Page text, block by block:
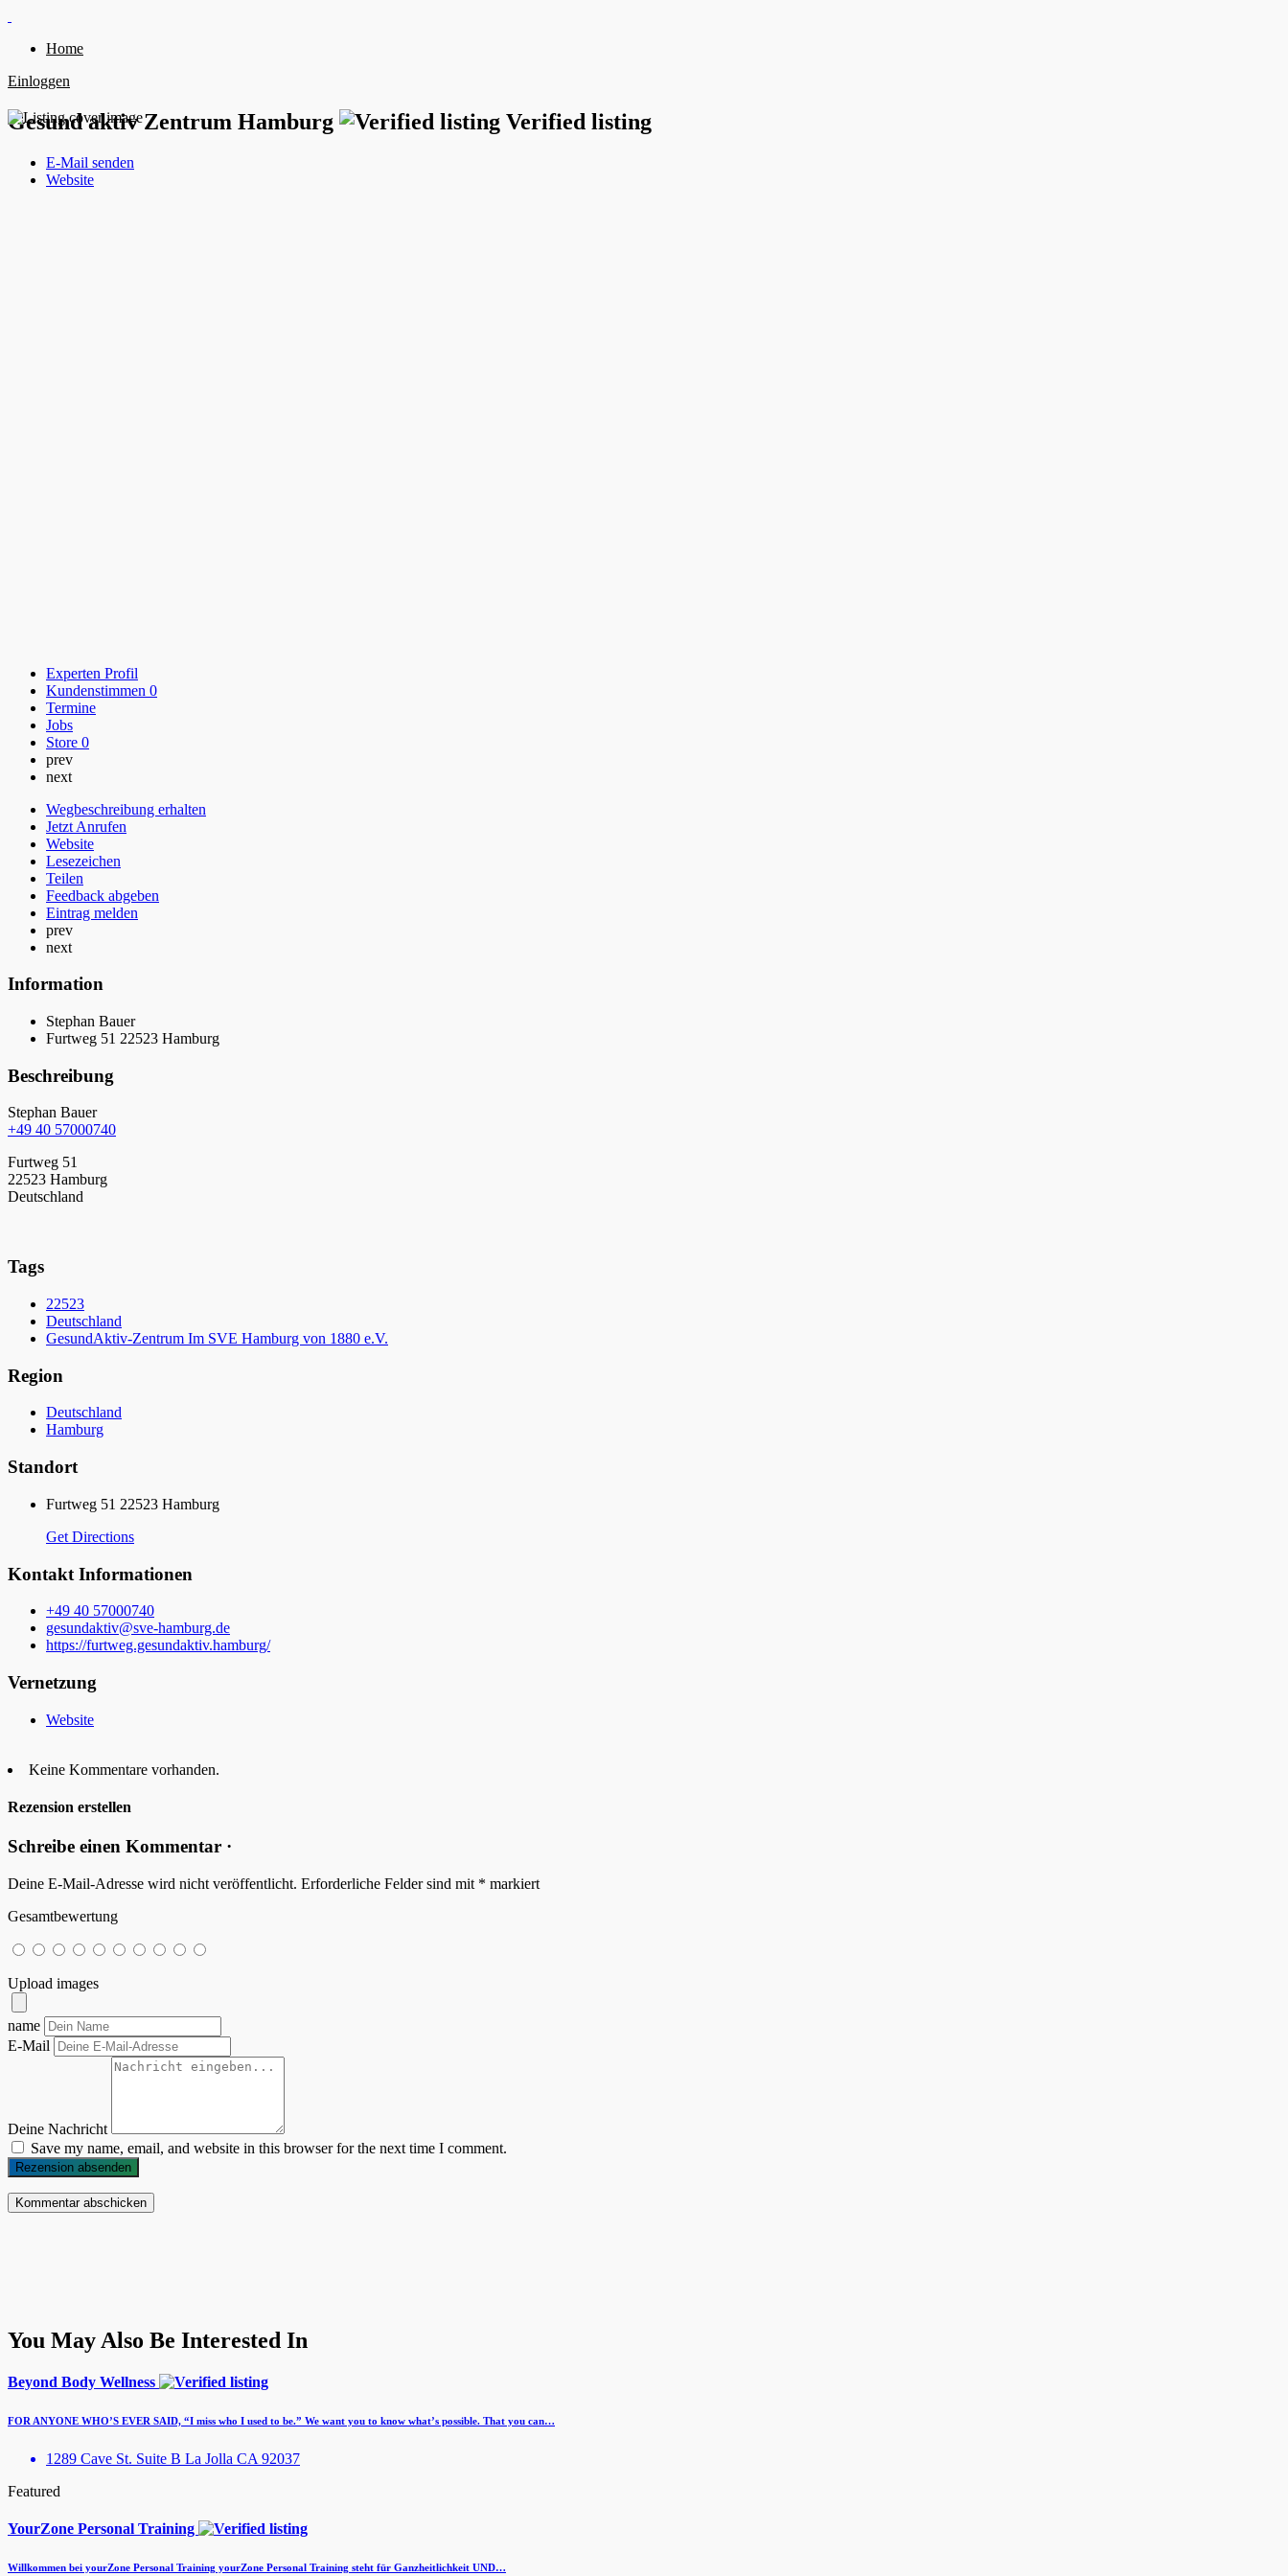
Home
Einloggen
Gesund aktiv Zentrum Hamburg Verified listing
E-Mail senden
Website
Experten Profil
Kundenstimmen 0
Termine
Jobs
Store 0
prev
next
Wegbeschreibung erhalten
Jetzt Anrufen
Website
Lesezeichen
Teilen
Feedback abgeben
Eintrag melden
prev
next
Information
Stephan Bauer
Furtweg 51 22523 Hamburg
Beschreibung
Stephan Bauer
+49 40 57000740
Furtweg 51
22523 Hamburg
Deutschland
Tags
22523
Deutschland
GesundAktiv-Zentrum Im SVE Hamburg von 1880 e.V.
Region
Deutschland
Hamburg
Standort
Furtweg 51 22523 Hamburg
Get Directions
Kontakt Informationen
+49 40 57000740
gesundaktiv@sve-hamburg.de
https://furtweg.gesundaktiv.hamburg/
Vernetzung
Website
Keine Kommentare vorhanden.
Rezension erstellen
Schreibe einen Kommentar ·
Deine E-Mail-Adresse wird nicht veröffentlicht. Erforderliche Felder sind mit * markiert
Gesamtbewertung
Upload images
name
E-Mail
Deine Nachricht
Save my name, email, and website in this browser for the next time I comment.
Rezension absenden
You May Also Be Interested In
Beyond Body Wellness
FOR ANYONE WHO’S EVER SAID, “I miss who I used to be.” We want you to know what’s possible. That you can…
1289 Cave St. Suite B La Jolla CA 92037
Featured
YourZone Personal Training
Willkommen bei yourZone Personal Training yourZone Personal Training steht für Ganzheitlichkeit UND…